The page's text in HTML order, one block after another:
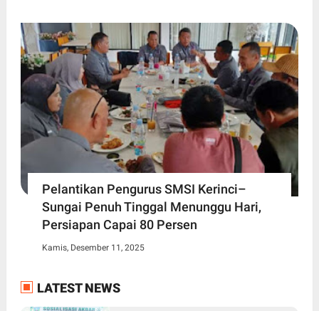
Pelantikan Pengurus SMSI Kerinci–
Sungai Penuh Tinggal Menunggu Hari,
Persiapan Capai 80 Persen
Kamis, Desember 11, 2025
LATEST NEWS